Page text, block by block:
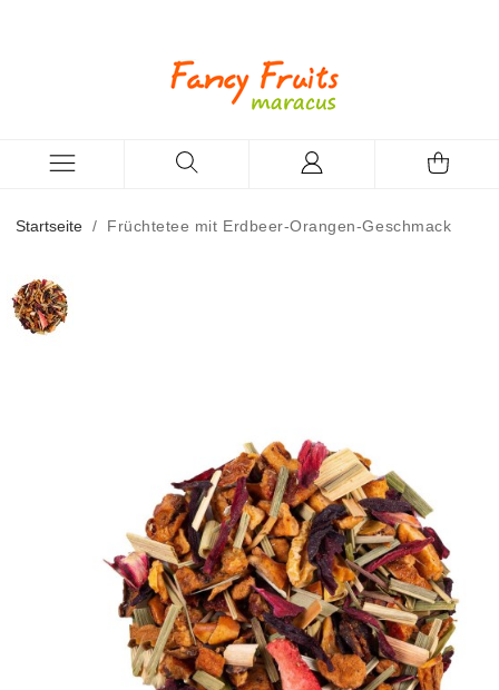
Startseite / Früchtetee mit Erdbeer-Orangen-Geschmack